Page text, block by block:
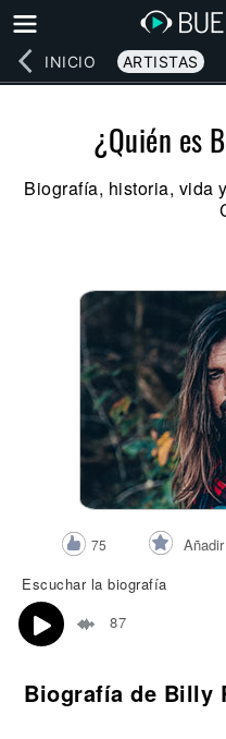
INICIO ARTISTAS
¿Quién es
Biografía, historia, vida
75
Escuchar la biografía
87
Biografía de Billy